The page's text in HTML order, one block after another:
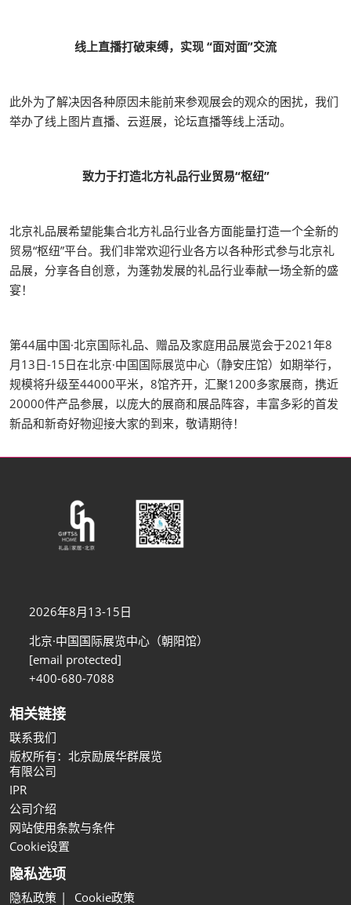
线上直播打破束缚，实现 “面对面”交流
此外为了解决因各种原因未能前来参观展会的观众的困扰，我们
举办了线上图片直播、云逛展，论坛直播等线上活动。
致力于打造北方礼品行业贸易“枢纽”
北京礼品展希望能集合北方礼品行业各方面能量打造一个全新的
贸易“枢纽”平台。我们非常欢迎行业各方以各种形式参与北京礼
品展，分享各自创意，为蓬勃发展的礼品行业奉献一场全新的盛
宴！
第44届中国·北京国际礼品、赠品及家庭用品展览会于2021年8
月13日-15日在北京·中国国际展览中心（静安庄馆）如期举行，
规模将升级至44000平米，8馆齐开，汇聚1200多家展商，携近
20000件产品参展，以庞大的展商和展品阵容，丰富多彩的首发
新品和新奇好物迎接大家的到来，敬请期待！
2026年8月13-15日
北京·中国国际展览中心（朝阳馆）
[email protected]
+400-680-7088
相关链接
联系我们
版权所有：北京励展华群展览
有限公司
IPR
公司介绍
网站使用条款与条件
Cookie设置
隐私选项
隐私政策 Cookie政策